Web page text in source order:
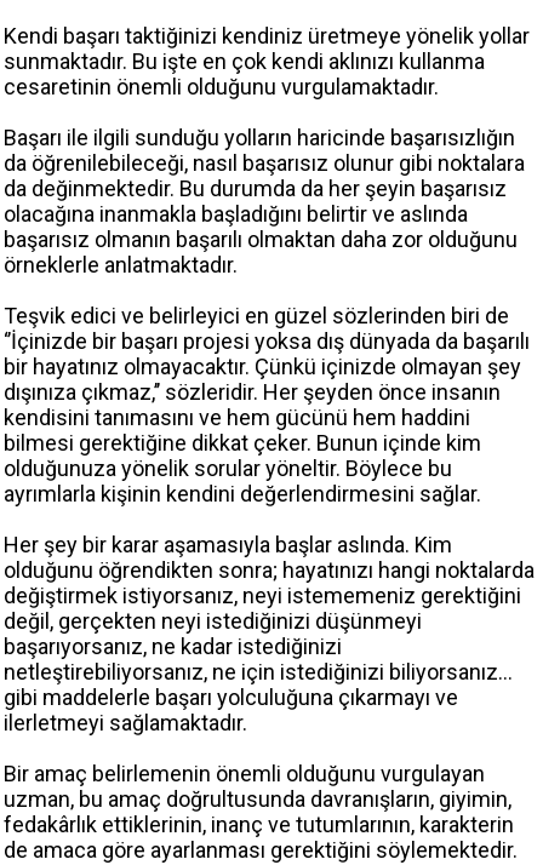
Kendi başarı taktiğinizi kendiniz üretmeye yönelik yollar
sunmaktadır. Bu işte en çok kendi aklınızı kullanma
cesaretinin önemli olduğunu vurgulamaktadır.
Başarı ile ilgili sunduğu yolların haricinde başarısızlığın
da öğrenilebileceği, nasıl başarısız olunur gibi noktalara
da değinmektedir. Bu durumda da her şeyin başarısız
olacağına inanmakla başladığını belirtir ve aslında
başarısız olmanın başarılı olmaktan daha zor olduğunu
örneklerle anlatmaktadır.
Teşvik edici ve belirleyici en güzel sözlerinden biri de
‘’İçinizde bir başarı projesi yoksa dış dünyada da başarılı
bir hayatınız olmayacaktır. Çünkü içinizde olmayan şey
dışınıza çıkmaz,’’ sözleridir. Her şeyden önce insanın
kendisini tanımasını ve hem gücünü hem haddini
bilmesi gerektiğine dikkat çeker. Bunun içinde kim
olduğunuza yönelik sorular yöneltir. Böylece bu
ayrımlarla kişinin kendini değerlendirmesini sağlar.
Her şey bir karar aşamasıyla başlar aslında. Kim
olduğunu öğrendikten sonra; hayatınızı hangi noktalarda
değiştirmek istiyorsanız, neyi istememeniz gerektiğini
değil, gerçekten neyi istediğinizi düşünmeyi
başarıyorsanız, ne kadar istediğinizi
netleştirebiliyorsanız, ne için istediğinizi biliyorsanız…
gibi maddelerle başarı yolculuğuna çıkarmayı ve
ilerletmeyi sağlamaktadır.
Bir amaç belirlemenin önemli olduğunu vurgulayan
uzman, bu amaç doğrultusunda davranışların, giyimin,
fedakârlık ettiklerinin, inanç ve tutumlarının, karakterin
de amaca göre ayarlanması gerektiğini söylemektedir.